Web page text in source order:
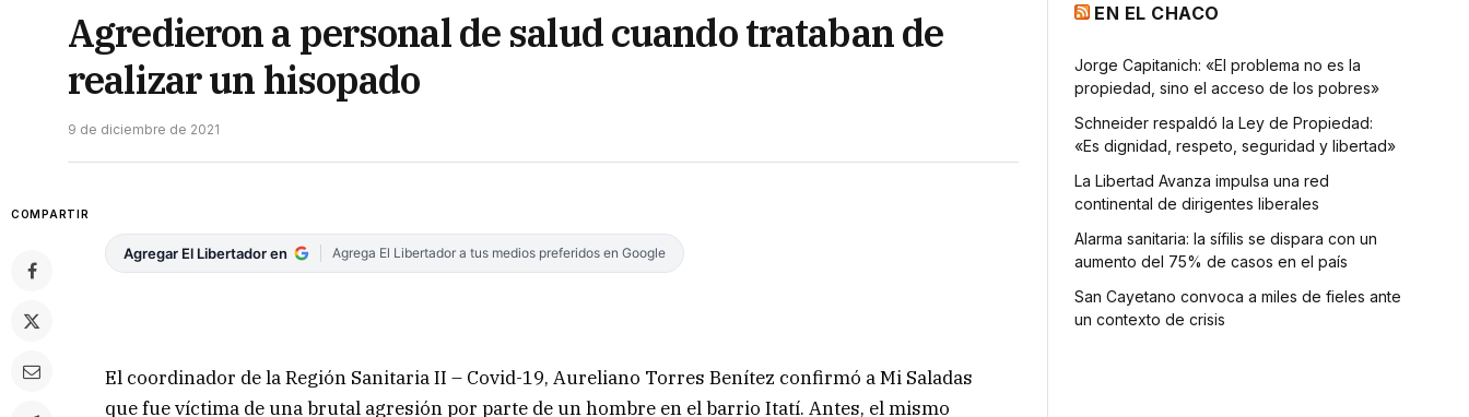
Agredieron a personal de salud cuando trataban de
realizar un hisopado
9 de diciembre de 2021
COMPARTIR
Agregar El Libertador en Agrega El Libertador a tus medios preferidos en Google
El coordinador de la Región Sanitaria II – Covid-19, Aureliano Torres Benítez confirmó a Mi Saladas
que fue víctima de una brutal agresión por parte de un hombre en el barrio Itatí. Antes, el mismo
EN EL CHACO
Jorge Capitanich: «El problema no es la
propiedad, sino el acceso de los pobres»
Schneider respaldó la Ley de Propiedad:
«Es dignidad, respeto, seguridad y libertad»
La Libertad Avanza impulsa una red
continental de dirigentes liberales
Alarma sanitaria: la sífilis se dispara con un
aumento del 75% de casos en el país
San Cayetano convoca a miles de fieles ante
un contexto de crisis